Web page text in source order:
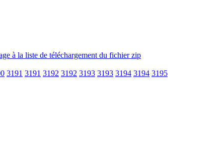
3191 3191 3192 3192 3193 3193 3194 3194 3195